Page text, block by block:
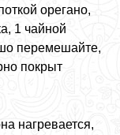
орегано,
1 чайной
перемешайте,
покрыт
нагревается,